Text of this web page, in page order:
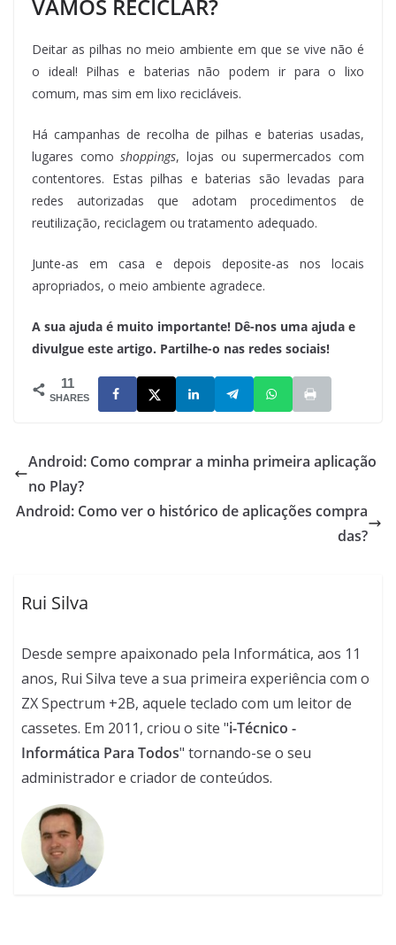
VAMOS RECICLAR?
Deitar as pilhas no meio ambiente em que se vive não é
o ideal! Pilhas e baterias não podem ir para o lixo
comum, mas sim em lixo recicláveis.
Há campanhas de recolha de pilhas e baterias usadas,
lugares comoshoppings, lojas ou supermercados com
contentores. Estas pilhas e baterias são levadas para
redes autorizadas que adotam procedimentos de
reutilização, reciclagem ou tratamento adequado.
Junte-as em casa e depois deposite-as nos locais
apropriados, o meio ambiente agradece.
A sua ajuda é muito importante! Dê-nos uma ajuda e
divulgue este artigo. Partilhe-o nas redes sociais!
11
SHARES
Android: Como comprar a minha primeira aplicação
no Play?
Android: Como ver o histórico de aplicações compra
das?
Rui Silva
Desde sempre apaixonado pela Informática, aos 11
anos, Rui Silva teve a sua primeira experiência com o
ZX Spectrum +2B, aquele teclado com um leitor de
cassetes. Em 2011, criou o site "i-Técnico -
Informática Para Todos" tornando-se o seu
administrador e criador de conteúdos.